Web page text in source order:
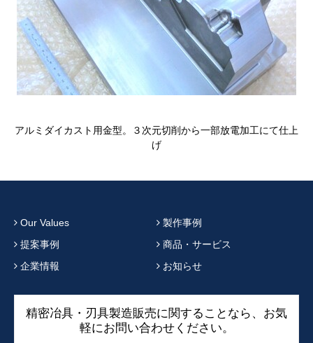
アルミダイカスト用金型。３次元切削から一部放電加工にて仕上
げ
Our Values
製作事例
提案事例
商品・サービス
企業情報
お知らせ
精密冶具・刃具製造販売に関することなら、お気
軽にお問い合わせください。